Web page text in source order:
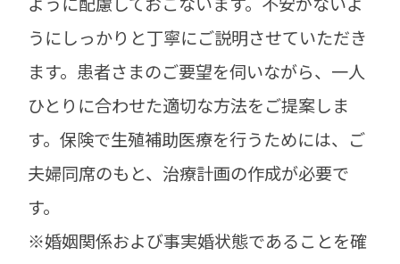
うにしっかりと丁寧にご説明させていただき
ます。 患者さまのご要望を伺いながら、一人
ひとりに合わせた適切な方法をご提案しま
す。保険で生殖補助医療を行うためには、ご
夫婦同席のもと、治療計画の作成が必要で
す。
※婚姻関係および事実婚状態であることを確